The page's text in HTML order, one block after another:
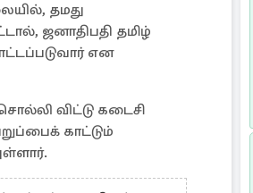
தமது
ஜனாதிபதி தமிழ்
என
விட்டு கடைசி
காட்டும்